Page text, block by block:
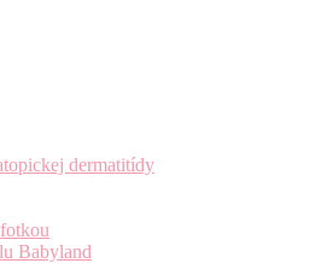
dermatitídy
Babyland